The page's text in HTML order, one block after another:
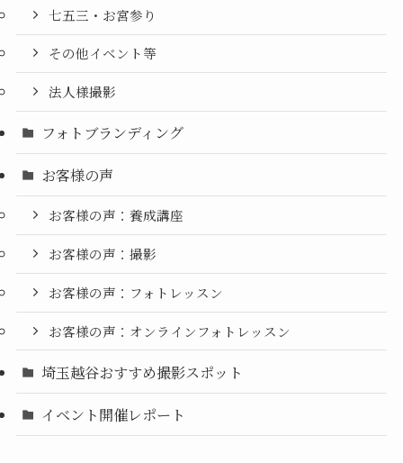
七五三・お宮参り
その他イベント等
法人様撮影
フォトブランディング
お客様の声
お客様の声：養成講座
お客様の声：撮影
お客様の声：フォトレッスン
お客様の声：オンラインフォトレッスン
埼玉越谷おすすめ撮影スポット
イベント開催レポート